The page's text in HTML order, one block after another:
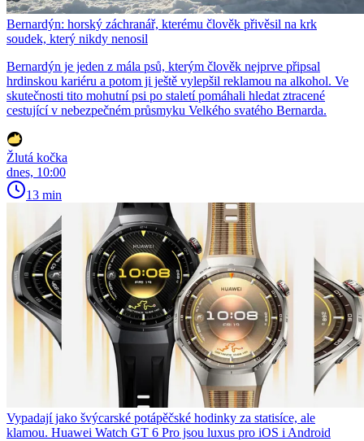
Bernardýn: horský záchranář, kterému člověk přivěsil na krk
soudek, který nikdy nenosil
Bernardýn je jeden z mála psů, kterým člověk nejprve připsal
hrdinskou kariéru a potom ji ještě vylepšil reklamou na alkohol. Ve
skutečnosti tito mohutní psi po staletí pomáhali hledat ztracené
cestující v nebezpečném průsmyku Velkého svatého Bernarda.
Žlutá kočka
dnes, 10:00
13 min
Vypadají jako švýcarské potápěčské hodinky za statisíce, ale
klamou. Huawei Watch GT 6 Pro jsou luxus pro iOS i Android